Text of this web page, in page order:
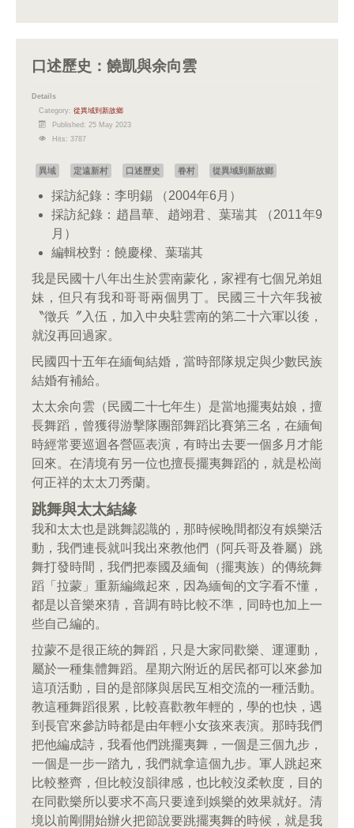
口述歷史：饒凱與余向雲
Details
Category: 從異域到新故鄉
Published: 25 May 2023
Hits: 3787
異域 定遠新村 口述歷史 眷村 從異域到新故鄉
採訪紀錄：李明錫 （2004年6月）
採訪紀錄：趙昌華、趙翊君、葉瑞其 （2011年9
月）
編輯校對：饒慶樑、葉瑞其
我是民國十八年出生於雲南蒙化，家裡有七個兄弟姐
妹，但只有我和哥哥兩個男丁。民國三十六年我被
〝徵兵〞入伍，加入中央駐雲南的第二十六軍以後，
就沒再回過家。
民國四十五年在緬甸結婚，當時部隊規定與少數民族
結婚有補給。
太太余向雲（民國二十七年生）是當地擺夷姑娘，擅
長舞蹈，曾獲得游擊隊團部舞蹈比賽第三名，在緬甸
時經常要巡迴各營區表演，有時出去要一個多月才能
回來。在清境有另一位也擅長擺夷舞蹈的，就是松崗
何正祥的太太刀秀蘭。
跳舞與太太結緣
我和太太也是跳舞認識的，那時候晚間都沒有娛樂活
動，我們連長就叫我出來教他們（阿兵哥及眷屬）跳
舞打發時間，我們把泰國及緬甸（擺夷族）的傳統舞
蹈「拉蒙」重新編織起來，因為緬甸的文字看不懂，
都是以音樂來猜，音調有時比較不準，同時也加上一
些自己編的。
拉蒙不是很正統的舞蹈，只是大家同歡樂、運運動，
屬於一種集體舞蹈。星期六附近的居民都可以來參加
這項活動，目的是部隊與居民互相交流的一種活動。
教這種舞蹈很累，比較喜歡教年輕的，學的也快，遇
到長官來參訪時都是由年輕小女孩來表演。那時我們
把他編成詩，我看他們跳擺夷舞，一個是三個九步，
一個是一步一踏九，我們就拿這個九步。軍人跳起來
比較整齊，但比較沒韻律感，也比較沒柔軟度，目的
在同歡樂所以要求不高只要達到娛樂的效果就好。清
境以前剛開始辦火把節說要跳擺夷舞的時候，就是我